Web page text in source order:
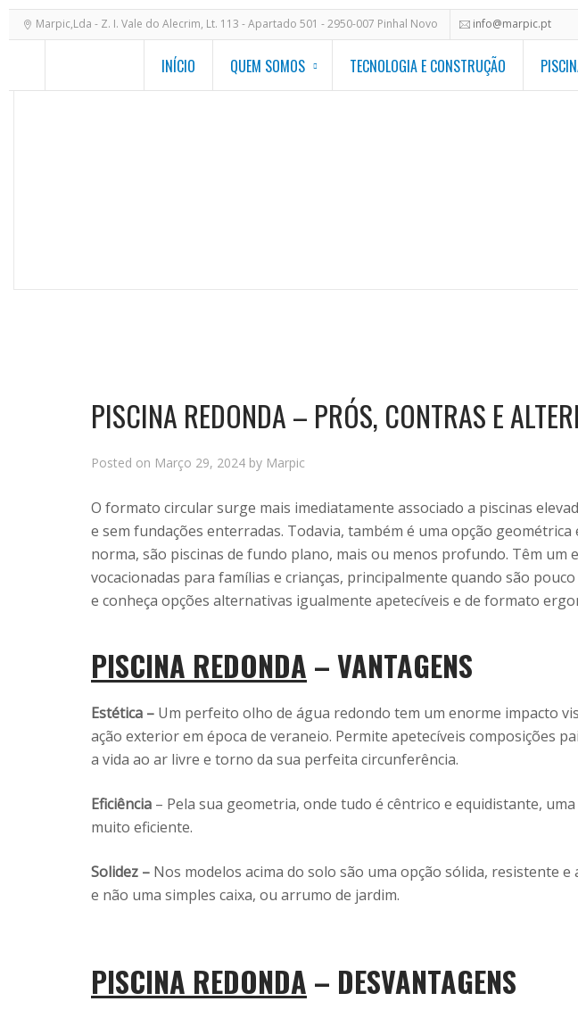
Marpic,Lda - Z. I. Vale do Alecrim, Lt. 113 - Apartado 501 - 2950-007 Pinhal Novo info@marpic.pt
INÍCIO QUEM SOMOS TECNOLOGIA E CONSTRUÇÃO
PISCINA REDONDA – PRÓS, CONTRAS E
Posted on Março 29, 2024 by Marpic
O formato circular surge mais imediatamente associado a piscinas
e sem fundações enterradas. Todavia, também é uma opção
norma, são piscinas de fundo plano, mais ou menos profundo. Têm
vocacionadas para famílias e crianças, principalmente quando são
e conheça opções alternativas igualmente apetecíveis e de formato
PISCINA REDONDA – VANTAGENS
Estética – Um perfeito olho de água redondo tem um enorme impacto
ação exterior em época de veraneio. Permite apetecíveis composições
a vida ao ar livre e torno da sua perfeita circunferência.
Eficiência – Pela sua geometria, onde tudo é cêntrico e equidistante, uma
muito eficiente.
Solidez – Nos modelos acima do solo são uma opção sólida, resistente
e não uma simples caixa, ou arrumo de jardim.
PISCINA REDONDA – DESVANTAGENS